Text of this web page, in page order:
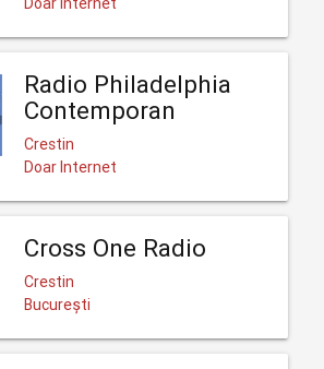
Radio Philadelphia
Contemporan
Crestin
Doar Internet
Cross One Radio
Crestin
București